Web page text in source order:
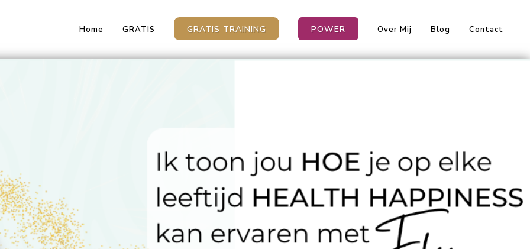
Home GRATIS GRATIS TRAINING POWER Over Mij Blog Contact